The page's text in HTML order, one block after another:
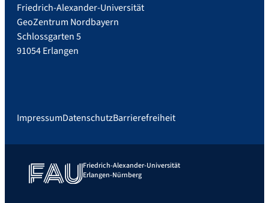
Friedrich-Alexander-Universität
GeoZentrum Nordbayern
Schlossgarten 5
91054 Erlangen
ImpressumDatenschutzBarrierefreiheit
Friedrich-Alexander-Universität
Erlangen-Nürnberg